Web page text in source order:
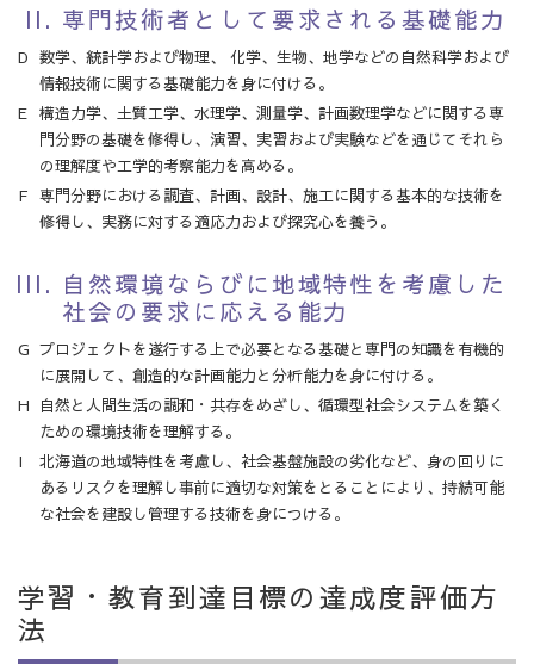
専門技術者として要求される基礎能力
数学、統計学および物理、 化学、生物、地学などの自然科学および
情報技術に関する基礎能力を身に付ける。
構造力学、土質工学、水理学、測量学、計画数理学などに関する専
門分野の基礎を修得し、演習、実習および実験などを通じてそれら
の理解度や工学的考察能力を高める。
専門分野における調査、計画、設計、施工に関する基本的な技術を
修得し、実務に対する適応力および探究心を養う。
自然環境ならびに地域特性を考慮した
社会の要求に応える能力
プロジェクトを遂行する上で必要となる基礎と専門の知識を有機的
に展開して、創造的な計画能力と分析能力を身に付ける。
自然と人間生活の調和・共存をめざし、循環型社会システムを築く
ための環境技術を理解する。
北海道の地域特性を考慮し、社会基盤施設の劣化など、身の回りに
あるリスクを理解し事前に適切な対策をとることにより、持続可能
な社会を建設し管理する技術を身につける。
学習・教育到達目標の達成度評価方
法